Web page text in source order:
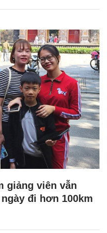
giảng viên vẫn
đi hơn 100km